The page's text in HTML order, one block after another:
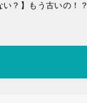
い？】もう古いの！？